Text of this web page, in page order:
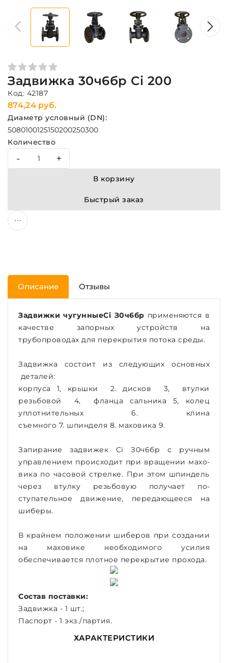
Задвижка 30ч6бр Ci 200
Код: 42187
874,24 руб.
Диаметр условный (DN):
5080100125150200250300
Количество
- +
В корзину
Быстрый заказ
Описание Отзывы
Задвижки чугунныеCi З0ч6бр применяются в
качестве запорных устройств на
трубопроводах для перекрытия потока среды.
Задвижка состоит из следующих основных
деталей:
корпуса 1, крьшки 2. дисков 3, втулки
резьбовой 4, фланца сальника 5, колец
уплотнительных 6. клина
съемного 7. шпинделя 8. маховика 9.
Запирание задвижек Ci З0ч6бр с ручным
управлением происходит при вращении махо­
вика по часовой стрелке. При этом шпиндель
через втулку резьбовую получает по­
ступательное движение, передающееся на
шиберы.
В крайнем положении шиберов при создании
на маховике необходимого усилия
обеспечивается плотное перекрытие прохода.
Состав поставки:
Задвижка - 1 шт.;
Паспорт - 1 экз./партия.
ХАРАКТЕРИСТИКИ